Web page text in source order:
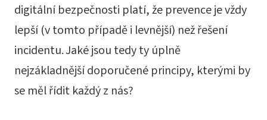
digitální bezpečnosti platí, že prevence je vždy
lepší (v tomto případě i levnější) než řešení
incidentu. Jaké jsou tedy ty úplně
nejzákladnější doporučené principy, kterými by
se měl řídit každý z nás?